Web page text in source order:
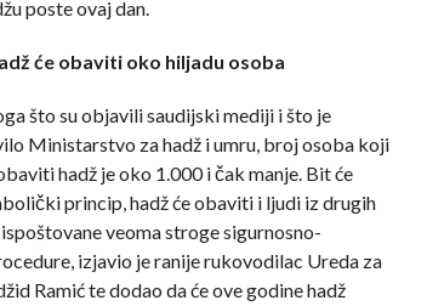
poste ovaj dan.
će obaviti oko hiljadu osoba
što su objavili saudijski mediji i što je
Ministarstvo za hadž i umru, broj osoba koji
hadž je oko 1.000 i čak manje. Bit će
princip, hadž će obaviti i ljudi iz drugih
veoma stroge sigurnosno-
izjavio je ranije rukovodilac Ureda za
Ramić te dodao da će ove godine hadž